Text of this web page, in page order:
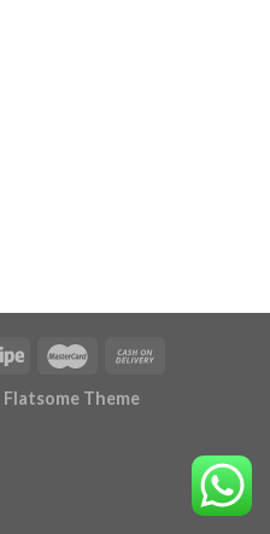
Flatsome Theme